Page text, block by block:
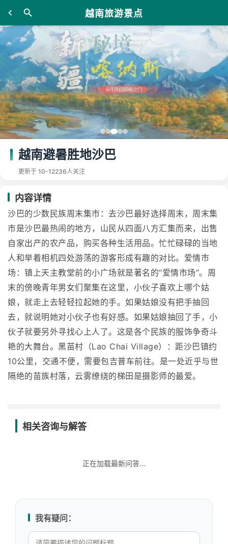
越南旅游景点
越南避暑胜地沙巴
更新于 10-12236人关注
内容详情
沙巴的少数民族周末集市：去沙巴最好选择周末，周末集
市是沙巴最热闹的地方，山民从四面八方汇集而来，出售
自家出产的农产品，购买各种生活用品。忙忙碌碌的当地
人和举着相机四处游荡的游客形成有趣的对比。爱情市
场：镇上天主教堂前的小广场就是著名的“爱情市场”。周
末的傍晚青年男女们聚集在这里，小伙子喜欢上哪个姑
娘，就走上去轻轻拉起她的手。如果姑娘没有把手抽回
去，就说明她对小伙子也有好感。如果姑娘抽回了手，小
伙子就要另外寻找心上人了。这是各个民族的服饰争奇斗
艳的大舞台。黑苗村（Lao Chai Village）：距沙巴镇约
10公里，交通不便，需要包吉普车前往。是一处近乎与世
隔绝的苗族村落，云雾缭绕的梯田是摄影师的最爱。
相关咨询与解答
正在加载最新问答...
我有疑问：